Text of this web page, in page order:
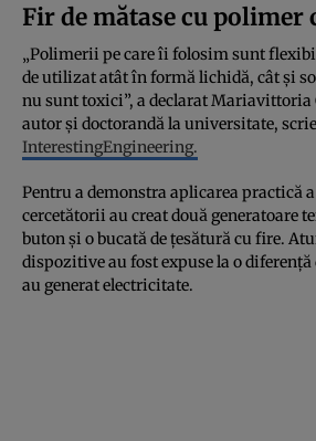
Fir de mătase cu polimer
„Polimerii pe care îi folosim sunt
de utilizat atât în formă lichidă, cât și
nu sunt toxici”, a declarat
autor și doctorandă la universitate, scrie
InterestingEngineering.
Pentru a demonstra aplicarea practică
cercetătorii au creat două generatoare
buton și o bucată de țesătură cu fire.
dispozitive au fost expuse la o diferență
au generat electricitate.